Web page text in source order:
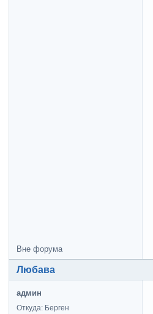
Вне форума
Любава
админ
Откуда: Берген